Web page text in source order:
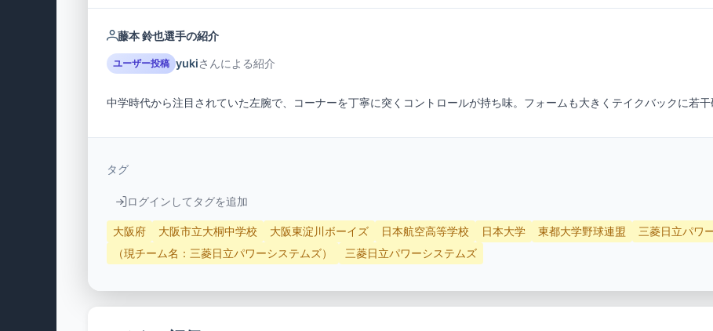
藤本 鈴也選手の紹介
ユーザー投稿 yukiさんによる紹介
中学時代から注目されていた左腕で、コーナーを丁寧に突くコントロールが持ち味。フォームも大きくテイクバックに若
タグ
ログインしてタグを追加
大阪府 大阪市立大桐中学校 大阪東淀川ボーイズ 日本航空高等学校 日本大学 東都大学野球連盟
三菱日立パワ
（現チーム名：三菱日立パワーシステムズ）
三菱日立パワーシステムズ